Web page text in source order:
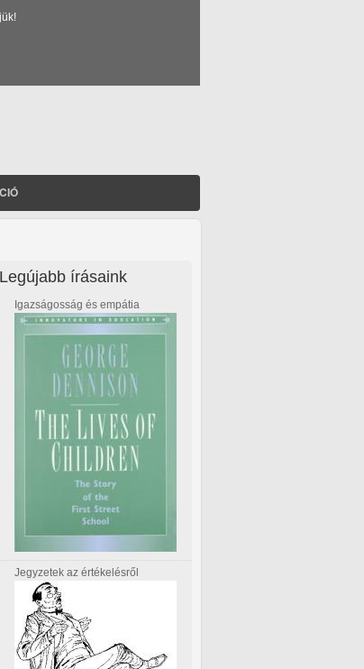
Legújabb írásaink
Igazságosság és empátia
Jegyzetek az értékelésről